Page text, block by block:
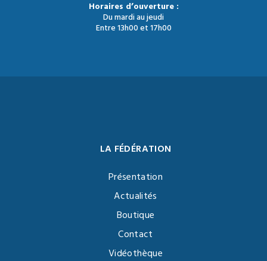
Horaires d’ouverture :
Du mardi au jeudi
Entre 13h00 et 17h00
LA FÉDÉRATION
Présentation
Actualités
Boutique
Contact
Vidéothèque